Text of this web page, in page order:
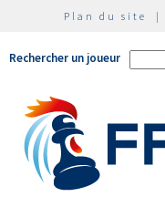
Plan du site |
Rechercher un joueur